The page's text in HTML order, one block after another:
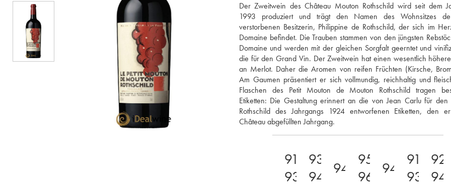
Der Zweitwein des Château Mouton Rothschild wird seit dem
1993 produziert und trägt den Namen des Wohnsitzes
verstorbenen Besitzerin, Philippine de Rothschild, der sich im
Domaine befindet. Die Trauben stammen von den jüngsten
Domaine und werden mit der gleichen Sorgfalt geerntet und
die für den Grand Vin. Der Zweitwein hat einen wesentlich
an Merlot. Daher die Aromen von reifen Früchten (Kirsche,
Am Gaumen präsentiert er sich vollmundig, reichhaltig und
Flaschen des Petit Mouton de Mouton Rothschild tragen
Etiketten: Die Gestaltung erinnert an die von Jean Carlu für den
Rothschild des Jahrgangs 1924 entworfenen Etiketten, den
Château abgefüllten Jahrgang.
91-
93
93-
94
94
95-
96
94
91-
93
92-
94